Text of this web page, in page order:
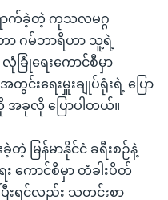
ောက်ခဲ့တဲ့ ကုသလမဂ္ဂ
တာ ဂမ်ဘာရီဟာ သူ့ရဲ့
လုံခြုံရေးကောင်စီမှာ
းရေးမှူးချုပ်ရုံးရဲ့ ပြော
အခုလို ပြောပါတယ်။
တဲ့ မြန်မာနိုင်ငံ ခရီးစဉ်နဲ့
ကောင်စီမှာ တံခါးပိတ်
ြီးရင်လည်း သတင်းစာ